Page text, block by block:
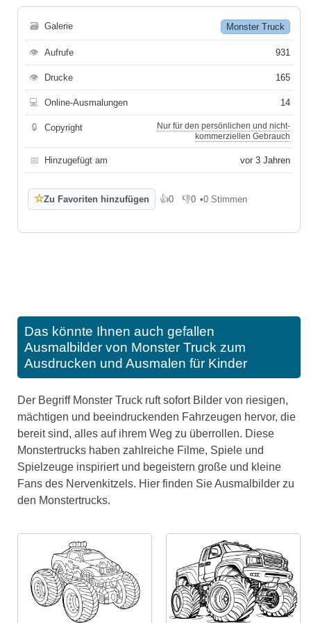
🗃 Galerie Monster Truck
👁 Aufrufe 931
👁 Drucke 165
💻 Online-Ausmalungen 14
🔒 Copyright
Nur für den persönlichen und nicht-
kommerziellen Gebrauch
📅 Hinzugefügt am vor 3 Jahren
☆Zu Favoriten hinzufügen 👍0
Gefällt mir
👎0
Gefällt mir nicht
•0 Stimmen
Das könnte Ihnen auch gefallen
Ausmalbilder von Monster Truck zum
Ausdrucken und Ausmalen für Kinder
Der Begriff Monster Truck ruft sofort Bilder von riesigen,
mächtigen und beeindruckenden Fahrzeugen hervor, die
bereit sind, alles auf ihrem Weg zu überrollen. Diese
Monstertrucks haben zahlreiche Filme, Spiele und
Spielzeuge inspiriert und begeistern große und kleine
Fans des Nervenkitzels. Hier finden Sie Ausmalbilder zu
den Monstertrucks.